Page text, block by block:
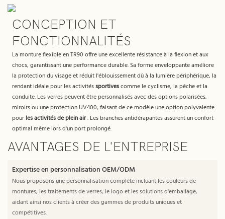
CONCEPTION ET
FONCTIONNALITÉS
La monture flexible en TR90 offre une excellente résistance à la flexion et aux
chocs, garantissant une performance durable. Sa forme enveloppante améliore
la protection du visage et réduit l'éblouissement dû à la lumière périphérique, la
rendant idéale pour les activitéssportivescomme le cyclisme, la pêche et la
conduite. Les verres peuvent être personnalisés avec des options polarisées,
miroirs ou une protection UV400, faisant de ce modèle une option polyvalente
pour les activités de plein air. Les branches antidérapantes assurent un confort
optimal même lors d'un port prolongé.
AVANTAGES DE L'ENTREPRISE
Expertise en personnalisation OEM/ODM
Nous proposons une personnalisation complète incluant les couleurs de
montures, les traitements de verres, le logo et les solutions d'emballage,
aidant ainsi nos clients à créer des gammes de produits uniques et
compétitives.